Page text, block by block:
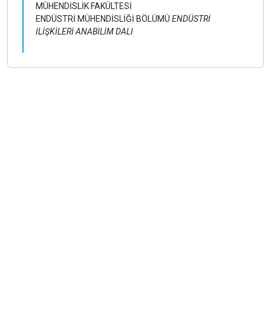
MÜHENDİSLİK FAKÜLTESİ
ENDÜSTRİ MÜHENDİSLİĞİ BÖLÜMÜ ENDÜSTRİ
İLİŞKİLERİ ANABİLİM DALI